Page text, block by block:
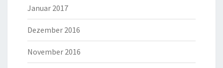
Januar 2017
Dezember 2016
November 2016